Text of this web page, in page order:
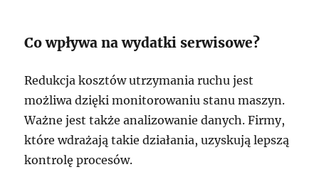
Co wpływa na wydatki serwisowe?
Redukcja kosztów utrzymania ruchu jest
możliwa dzięki monitorowaniu stanu maszyn.
Ważne jest także analizowanie danych. Firmy,
które wdrażają takie działania, uzyskują lepszą
kontrolę procesów.